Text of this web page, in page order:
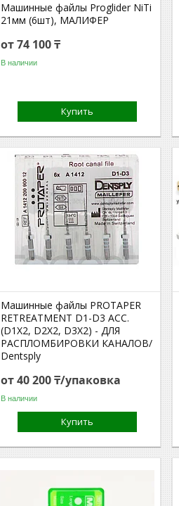
Машинные файлы Proglider NiTi
21мм (6шт), МАЛИФЕР
от 74 100 ₸
В наличии
Купить
Машинные файлы PROTAPER
RETREATMENT D1-D3 АСС.
(D1Х2, D2Х2, D3Х2) - ДЛЯ
РАСПЛОМБИРОВКИ КАНАЛОВ/
Dentsply
от 40 200 ₸/упаковка
В наличии
Купить